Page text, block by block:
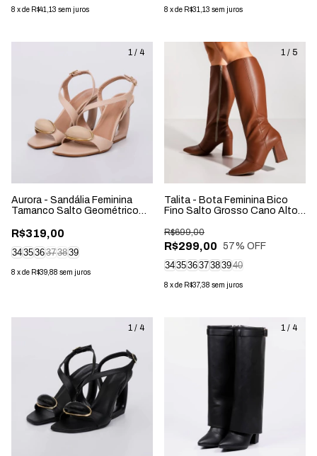
8 xde R$41,13 sem juros 8 xde R$31,13 sem juros
1 / 4
Aurora - Sandália Feminina
Tamanco Salto Geométrico
R$319,00
343536373839
8 xde R$39,88 sem juros
1 / 5
Talita - Bota Feminina Bico
Fino Salto Grosso Cano Alto
R$299,00
R$699,00
57% OFF
34353637383940
8 xde R$37,38 sem juros
1 / 4 1 / 4